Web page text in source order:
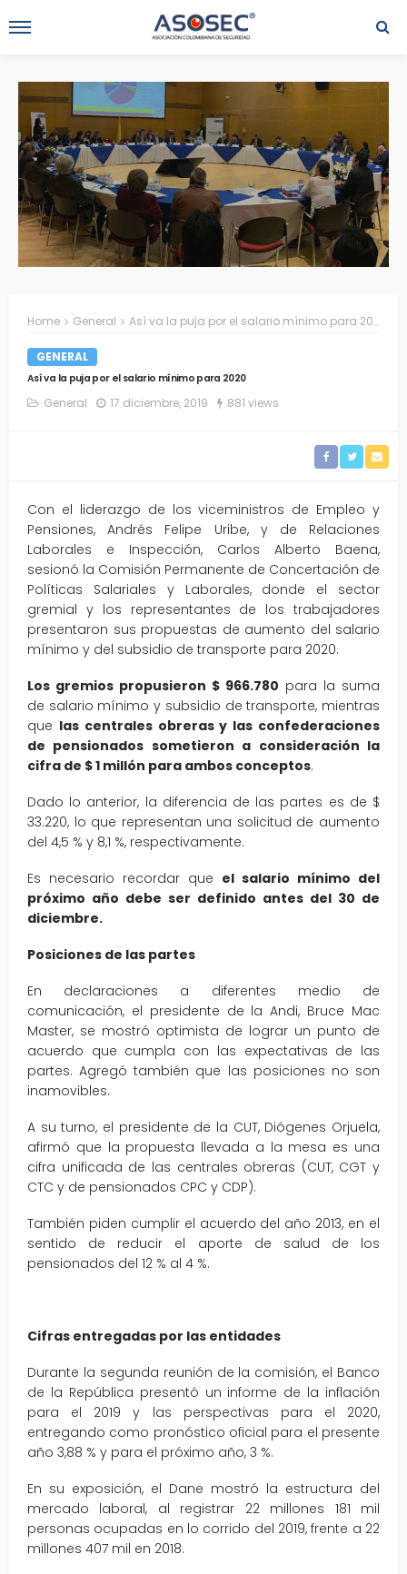
Home General Así va la puja por el salario mínimo para 2020
GENERAL
Así va la puja por el salario mínimo para 2020
General 17 diciembre, 2019 881 views
Con el liderazgo de los viceministros de Empleo y
Pensiones, Andrés Felipe Uribe, y de Relaciones
Laborales e Inspección, Carlos Alberto Baena,
sesionó la Comisión Permanente de Concertación de
Políticas Salariales y Laborales, donde el sector
gremial y los representantes de los trabajadores
presentaron sus propuestas de aumento del salario
mínimo y del subsidio de transporte para 2020.
Los gremios propusieron $ 966.780 para la suma
de salario mínimo y subsidio de transporte, mientras
que las centrales obreras y las confederaciones
de pensionados sometieron a consideración la
cifra de $ 1 millón para ambos conceptos.
Dado lo anterior, la diferencia de las partes es de $
33.220, lo que representan una solicitud de aumento
del 4,5 % y 8,1 %, respectivamente.
Es necesario recordar que el salario mínimo del
próximo año debe ser definido antes del 30 de
diciembre.
Posiciones de las partes
En declaraciones a diferentes medio de
comunicación, el presidente de la Andi, Bruce Mac
Master, se mostró optimista de lograr un punto de
acuerdo que cumpla con las expectativas de las
partes. Agregó también que las posiciones no son
inamovibles.
A su turno, el presidente de la CUT, Diógenes Orjuela,
afirmó que la propuesta llevada a la mesa es una
cifra unificada de las centrales obreras (CUT, CGT y
CTC y de pensionados CPC y CDP).
También piden cumplir el acuerdo del año 2013, en el
sentido de reducir el aporte de salud de los
pensionados del 12 % al 4 %.
Cifras entregadas por las entidades
Durante la segunda reunión de la comisión, el Banco
de la República presentó un informe de la inflación
para el 2019 y las perspectivas para el 2020,
entregando como pronóstico oficial para el presente
año 3,88 % y para el próximo año, 3 %.
En su exposición, el Dane mostró la estructura del
mercado laboral, al registrar 22 millones 181 mil
personas ocupadas en lo corrido del 2019, frente a 22
millones 407 mil en 2018.